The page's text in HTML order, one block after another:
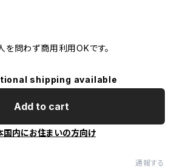
を問わず商用利用OKです。
shipping available
Add to cart
国内にお住まいの方向け
通報する